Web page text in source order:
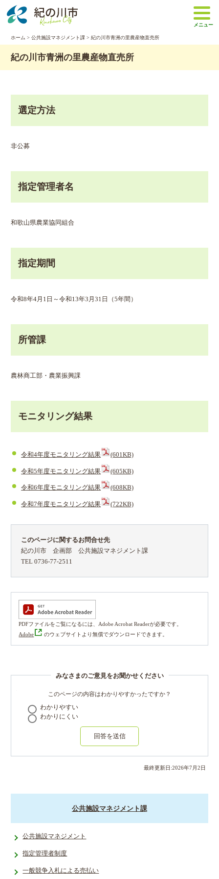
メニュー
ホーム >公共施設マネジメント課 > 紀の川市青洲の里農産物直売所
紀の川市青洲の里農産物直売所
選定方法
非公募
指定管理者名
和歌山県農業協同組合
指定期間
令和8年4月1日～令和13年3月31日（5年間）
所管課
農林商工部・農業振興課
モニタリング結果
令和4年度モニタリング結果 (601KB)
令和5年度モニタリング結果 (605KB)
令和6年度モニタリング結果 (608KB)
令和7年度モニタリング結果 (722KB)
このページに関するお問合せ先
紀の川市 企画部 公共施設マネジメント課
TEL 0736-77-2511
PDFファイルをご覧になるには、Adobe Acrobat Readerが必要です。
Adobe
のウェブサイトより無償でダウンロードできます。
みなさまのご意見をお聞かせください
このページの内容はわかりやすかったですか？
わかりやすい
わかりにくい
回答を送信
最終更新日:2026年7月2日
公共施設マネジメント課
公共施設マネジメント
指定管理者制度
一般競争入札による売払い